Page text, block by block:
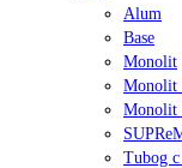
Alum
Base
Monolit
Monolit
Monolit
Tubog